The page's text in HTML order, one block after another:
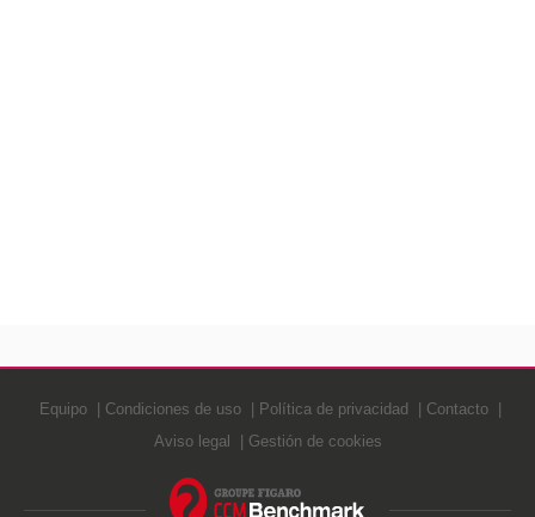
Equipo Condiciones de uso Política de privacidad
Contacto
Aviso legal
Gestión de cookies